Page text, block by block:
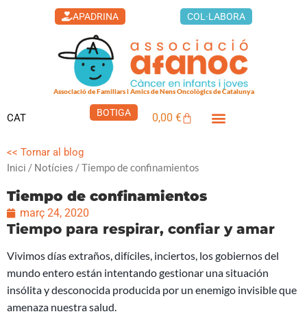
APADRINA COL·LABORA
Associació de Familiars i Amics de Nens Oncològics de Catalunya
CAT BOTIGA 0,00€Cistella
<< Tornar al blog
Inici / Notícies / Tiempo de confinamientos
Tiempo de confinamientos
març 24, 2020
Tiempo para respirar, confiar y amar
Vivimos días extraños, difíciles, inciertos, los gobiernos del
mundo entero están intentando gestionar una situación
insólita y desconocida producida por un enemigo invisible que
amenaza nuestra salud.